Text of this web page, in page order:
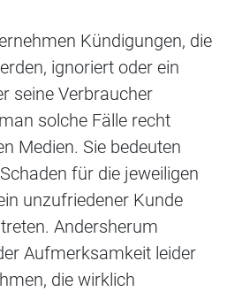
Kündigungen, die
ignoriert oder ein
seine Verbraucher
solche Fälle recht
Medien. Sie bedeuten
für die jeweiligen
unzufriedener Kunde
Andersherum
Aufmerksamkeit leider
die wirklich